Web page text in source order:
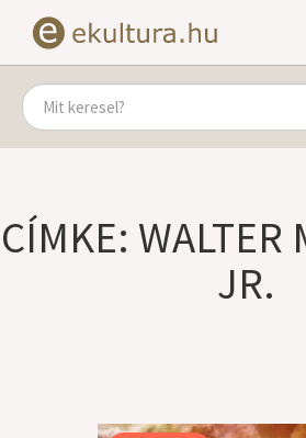
CÍMKE: WALTER
JR.